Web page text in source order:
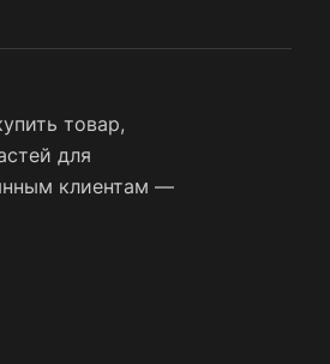
товар,
для
клиентам —